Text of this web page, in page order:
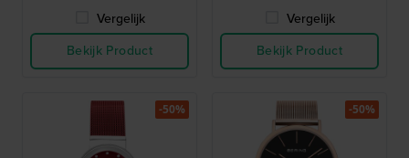
Vergelijk
Bekijk Product
Vergelijk
Bekijk Product
-50% -50%